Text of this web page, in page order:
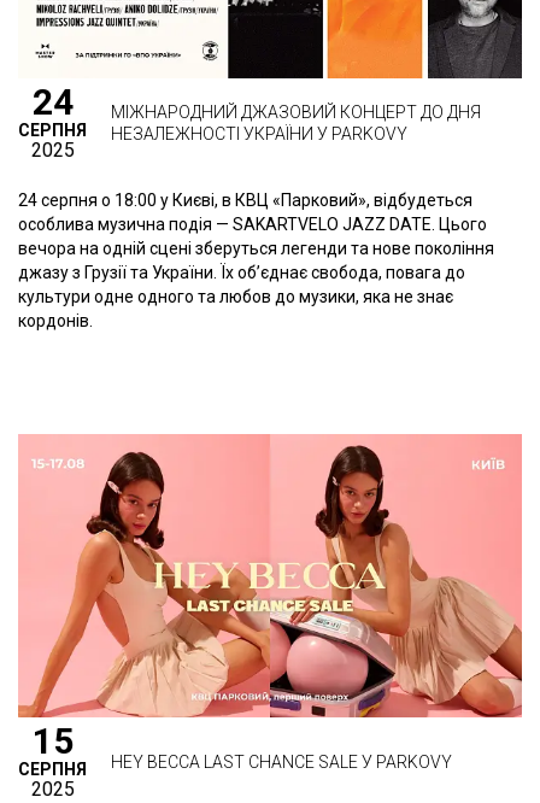
24
СЕРПНЯ
2025
МІЖНАРОДНИЙ ДЖАЗОВИЙ КОНЦЕРТ ДО ДНЯ
НЕЗАЛЕЖНОСТІ УКРАЇНИ У PARKOVY
24 серпня о 18:00 у Києві, в КВЦ «Парковий», відбудеться
особлива музична подія — SAKARTVELO JAZZ DATE. Цього
вечора на одній сцені зберуться легенди та нове покоління
джазу з Грузії та України. Їх об’єднає свобода, повага до
культури одне одного та любов до музики, яка не знає
кордонів.
15
СЕРПНЯ
2025
HEY BECCA LAST CHANCE SALE У PARKOVY